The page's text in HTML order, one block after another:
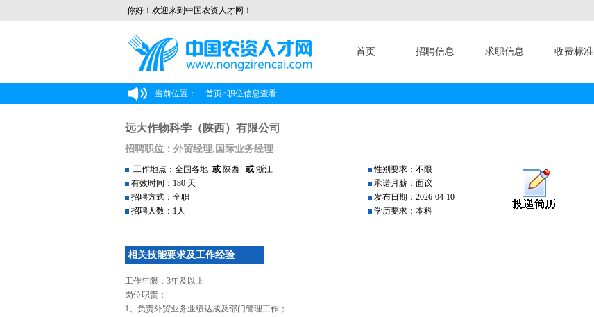
你好！欢迎来到中国农资人才网！
首页 招聘信息 求职信息 收费标准
当前位置： 首页>职位信息查看
远大作物科学（陕西）有限公司
招聘职位：外贸经理,国际业务经理
工作地点：全国各地 或陕西 或浙江
有效时间：180 天
招聘方式：全职
招聘人数：1人
性别要求：不限
承诺月薪：面议
发布日期：2026-04-10
学历要求：本科
相关技能要求及工作经验
工作年限：3年及以上
岗位职责：
1、负责外贸业务业绩达成及部门管理工作；